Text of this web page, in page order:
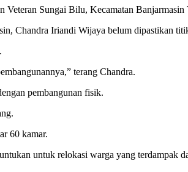
Sungai Bilu, Kecamatan Banjarmasin
Chandra Iriandi Wijaya belum dipastikan
terang Chandra.
pembangunan fisik.
60 kamar.
untuk relokasi warga yang terdampak